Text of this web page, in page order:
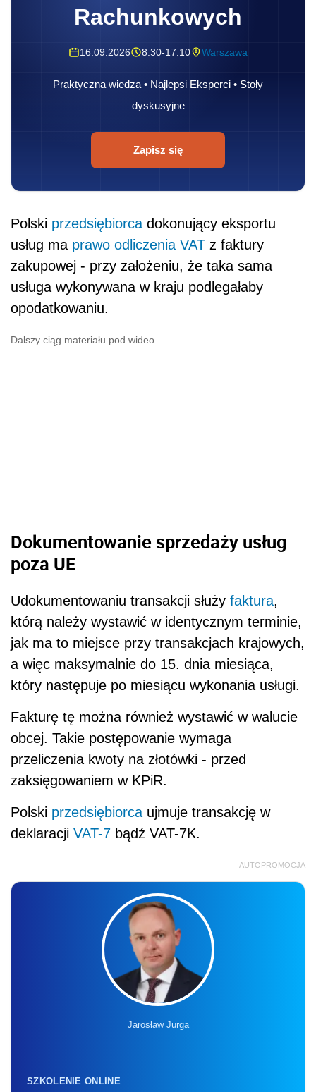
Rachunkowych
16.09.2026 8:30-17:10 Warszawa
Praktyczna wiedza • Najlepsi Eksperci • Stoły
dyskusyjne
Zapisz się
Polski przedsiębiorca dokonujący eksportu
usług ma prawo odliczenia VAT z faktury
zakupowej - przy założeniu, że taka sama
usługa wykonywana w kraju podlegałaby
opodatkowaniu.
Dalszy ciąg materiału pod wideo
Dokumentowanie sprzedaży usług
poza UE
Udokumentowaniu transakcji służy faktura,
którą należy wystawić w identycznym terminie,
jak ma to miejsce przy transakcjach krajowych,
a więc maksymalnie do 15. dnia miesiąca,
który następuje po miesiącu wykonania usługi.
Fakturę tę można również wystawić w walucie
obcej. Takie postępowanie wymaga
przeliczenia kwoty na złotówki - przed
zaksięgowaniem w KPiR.
Polski przedsiębiorca ujmuje transakcję w
deklaracji VAT-7 bądź VAT-7K.
AUTOPROMOCJA
Jarosław Jurga
SZKOLENIE ONLINE